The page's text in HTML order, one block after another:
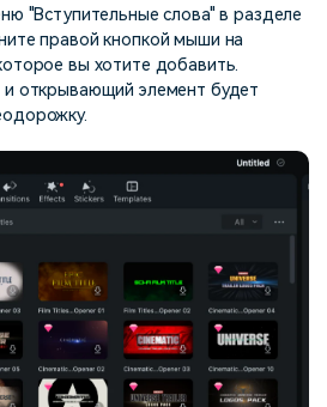
"Вступительные слова" в разделе
правой кнопкой мыши на
вы хотите добавить.
открывающий элемент будет